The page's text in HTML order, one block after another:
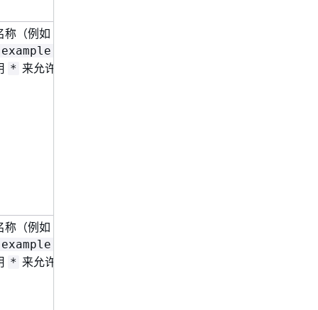
称（例如
* 来允许访问所有组件。
称（例如
* 来允许访问所有组件。